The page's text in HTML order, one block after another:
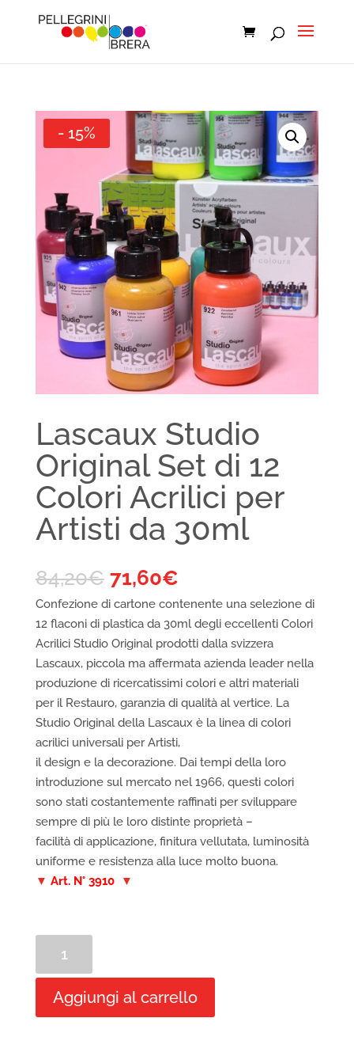
- 15%
Lascaux Studio
Original Set di 12
Colori Acrilici per
Artisti da 30ml
84,20€ 71,60€
Confezione di cartone contenente una selezione di
12 flaconi di plastica da 30ml degli eccellenti Colori
Acrilici Studio Original prodotti dalla svizzera
Lascaux, piccola ma affermata azienda leader nella
produzione di ricercatissimi colori e altri materiali
per il Restauro, garanzia di qualità al vertice. La
Studio Original della Lascaux è la linea di colori
acrilici universali per Artisti,
il design e la decorazione. Dai tempi della loro
introduzione sul mercato nel 1966, questi colori
sono stati costantemente raffinati per sviluppare
sempre di più le loro distinte proprietà –
facilità di applicazione, finitura vellutata, luminosità
uniforme e resistenza alla luce molto buona.
▼ Art. N° 3910 ▼
Studio
Original
Aggiungi al carrello